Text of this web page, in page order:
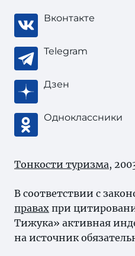
Вконтакте
Telegram
Дзен
Одноклассники
Тонкости туризма,
В соответствии с
правах при
Тижука» активная
на источник